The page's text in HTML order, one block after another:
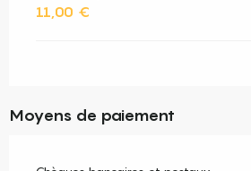
11,00 €
Moyens de paiement